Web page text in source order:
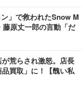
」で救われたSnow M
原丈一郎の言動「だ
荒らされ激怒。店長
買取」に！【醜い私